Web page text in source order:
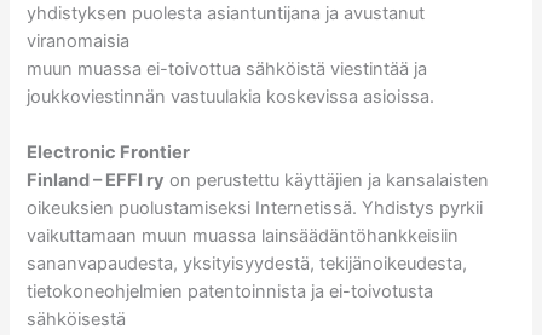
yhdistyksen puolesta asiantuntijana ja avustanut
viranomaisia
muun muassa ei-toivottua sähköistä viestintää ja
joukkoviestinnän vastuulakia koskevissa asioissa.
Electronic Frontier
Finland – EFFI ry on perustettu käyttäjien ja kansalaisten
oikeuksien puolustamiseksi Internetissä. Yhdistys pyrkii
vaikuttamaan muun muassa lainsäädäntöhankkeisiin
sananvapaudesta, yksityisyydestä, tekijänoikeudesta,
tietokoneohjelmien patentoinnista ja ei-toivotusta
sähköisestä